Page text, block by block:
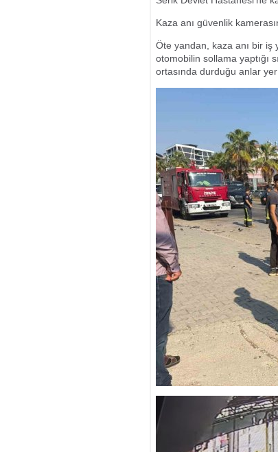
Kaza anı güvenlik
Öte yandan, kaza anı bir iş
otomobilin sollama yaptığı
ortasında durduğu anlar